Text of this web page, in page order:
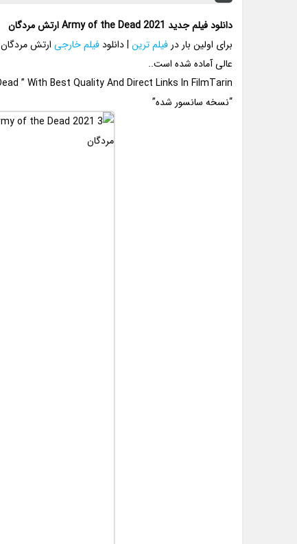
دانلود فیلم جدید Army of the Dead 2021 ارتش مردگان
برای اولین بار درفیلم ترین | دانلودفیلم خارجی
عالی آماده شده است..
” With Best Quality And Direct Links In FilmTarin
“نسخه سانسور شده”